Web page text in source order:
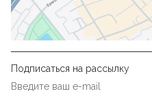
Подписаться на рассылку